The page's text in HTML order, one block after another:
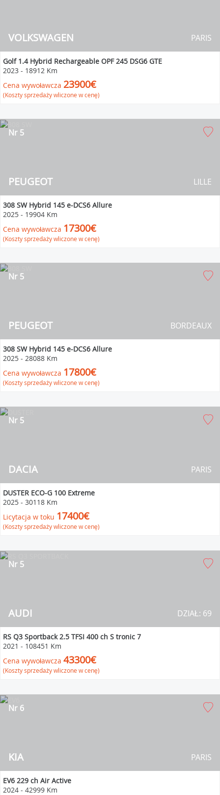
VOLKSWAGEN PARIS
Golf 1.4 Hybrid Rechargeable OPF 245 DSG6 GTE
2023 - 18912 Km
Cena wywoławcza 23900€
(Koszty sprzedaży wliczone w cenę)
PEUGEOT
Nr 5
LILLE
308 SW Hybrid 145 e-DCS6 Allure
2025 - 19904 Km
Cena wywoławcza 17300€
(Koszty sprzedaży wliczone w cenę)
PEUGEOT
Nr 5
BORDEAUX
308 SW Hybrid 145 e-DCS6 Allure
2025 - 28088 Km
Cena wywoławcza 17800€
(Koszty sprzedaży wliczone w cenę)
DACIA
Nr 5
PARIS
DUSTER ECO-G 100 Extreme
2025 - 30118 Km
Licytacja w toku 17400€
(Koszty sprzedaży wliczone w cenę)
AUDI
Nr 5
DZIAŁ: 69
RS Q3 Sportback 2.5 TFSI 400 ch S tronic 7
2021 - 108451 Km
Cena wywoławcza 43300€
(Koszty sprzedaży wliczone w cenę)
KIA
Nr 6
PARIS
EV6 229 ch Air Active
2024 - 42999 Km